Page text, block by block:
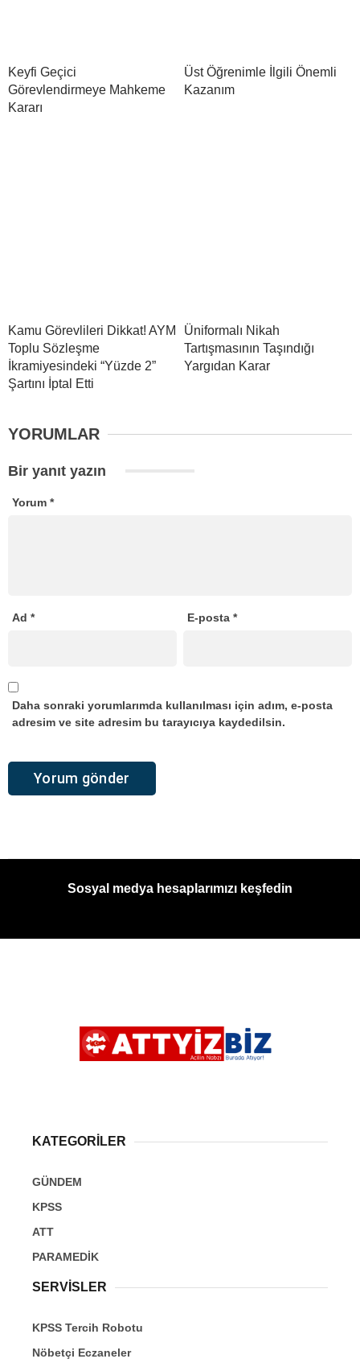
Keyfi Geçici
Görevlendirmeye Mahkeme
Kararı
Üst Öğrenimle İlgili Önemli
Kazanım
Kamu Görevlileri Dikkat! AYM
Toplu Sözleşme
İkramiyesindeki “Yüzde 2”
Şartını İptal Etti
Üniformalı Nikah
Tartışmasının Taşındığı
Yargıdan Karar
YORUMLAR
Bir yanıt yazın
Yorum *
Ad * E-posta*
Daha sonraki yorumlarımda kullanılması için adım, e-posta
adresim ve site adresim bu tarayıcıya kaydedilsin.
Sosyal medya hesaplarımızı keşfedin
KATEGORİLER
GÜNDEM
KPSS
ATT
PARAMEDİK
SERVİSLER
KPSS Tercih Robotu
Nöbetçi Eczaneler